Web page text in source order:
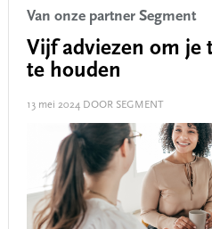
Van onze partner Segment
Vijf adviezen om je
te houden
13 mei 2024DOOR SEGMENT